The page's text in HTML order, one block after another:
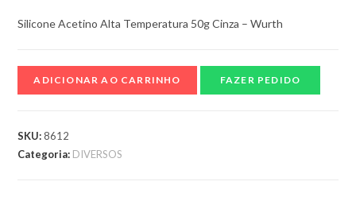
Silicone Acetino Alta Temperatura 50g Cinza – Wurth
ADICIONAR AO CARRINHO FAZER PEDIDO
SKU:8612
Categoria: DIVERSOS